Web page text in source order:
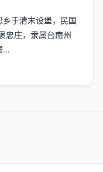
于清末设堡，民国
忠庄，隶属台南州
...